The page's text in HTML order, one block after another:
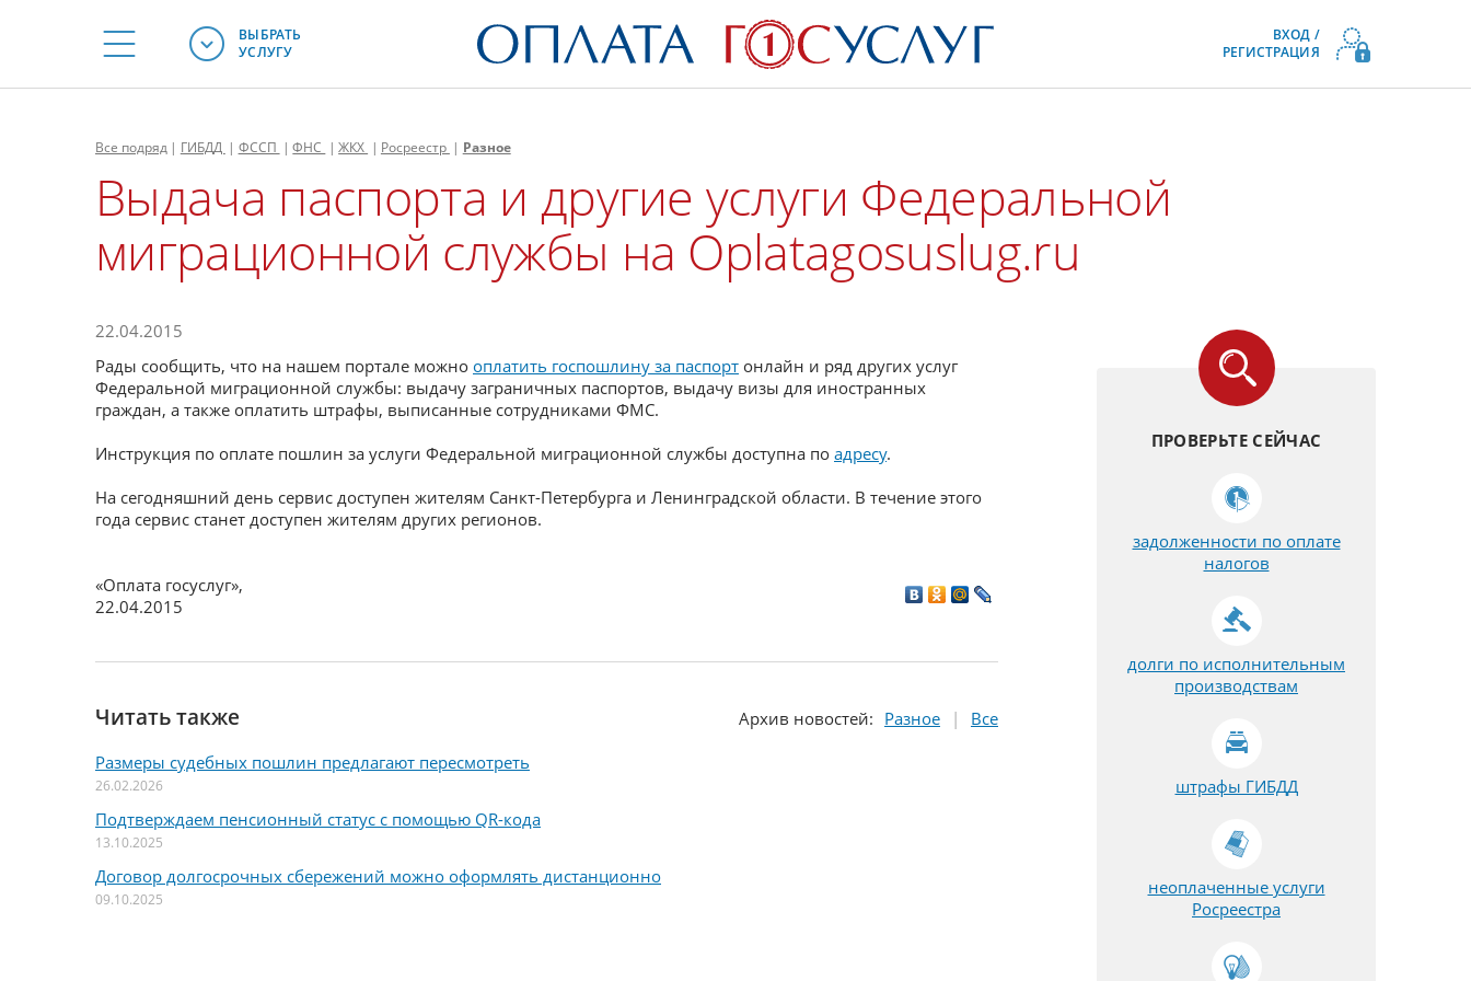
ВЫБРАТЬ
УСЛУГУ
ВХОД /
РЕГИСТРАЦИЯ
Все подряд | ГИБДД | ФССП | ФНС | ЖКХ | Росреестр | Разное
Выдача паспорта и другие услуги Федеральной
миграционной службы на Oplatagosuslug.ru
22.04.2015
Рады сообщить, что на нашем портале можно оплатить госпошлину за паспорт онлайн и ряд других услуг
Федеральной миграционной службы: выдачу заграничных паспортов, выдачу визы для иностранных
граждан, а также оплатить штрафы, выписанные сотрудниками ФМС.
Инструкция по оплате пошлин за услуги Федеральной миграционной службы доступна по адресу.
На сегодняшний день сервис доступен жителям Санкт-Петербурга и Ленинградской области. В течение этого
года сервис станет доступен жителям других регионов.
«Оплата госуслуг»,
22.04.2015
Читать также Архив новостей: Разное
Все
Размеры судебных пошлин предлагают пересмотреть
26.02.2026
Подтверждаем пенсионный статус с помощью QR-кода
13.10.2025
Договор долгосрочных сбережений можно оформлять дистанционно
09.10.2025
ПРОВЕРЬТЕ СЕЙЧАС
задолженности по оплате
налогов
долги по исполнительным
производствам
штрафы ГИБДД
неоплаченные услуги
Росреестра